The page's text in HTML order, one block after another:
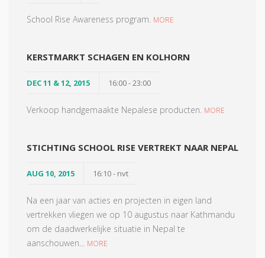
School Rise Awareness program. MORE
KERSTMARKT SCHAGEN EN KOLHORN
DEC 11 & 12, 2015 16:00 - 23:00
Verkoop handgemaakte Nepalese producten. MORE
STICHTING SCHOOL RISE VERTREKT NAAR NEPAL
AUG 10, 2015 16:10 - nvt
Na een jaar van acties en projecten in eigen land
vertrekken vliegen we op 10 augustus naar Kathmandu
om de daadwerkelijke situatie in Nepal te
aanschouwen... MORE